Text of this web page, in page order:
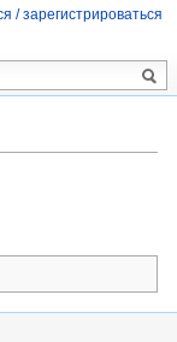
/ зарегистрироваться